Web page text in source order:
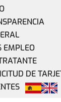
EMPLEO
DE
Zona Franca